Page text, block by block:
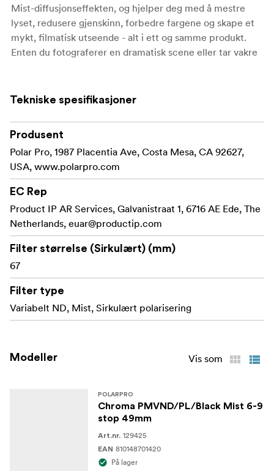
Mist-diffusjonseffekten, og hjelper deg med å mestre
lyset, redusere gjenskinn, forbedre fargene og skape et
mykt, filmatisk utseende - alt i ett og samme produkt.
Enten du fotograferer en dramatisk scene eller tar vakre
Kreativ allsidighet i ett filter
PolarPro Chroma PMVND/PL/Black Mist 6-9 Stop
kombinerer kraften i variabel ND, polarisering og
diffusjon, slik at du kan skape bilder med presisjon.
Juster lyseksponeringen, skjær gjennom refleksjoner og
legg til en drømmende, filmisk glød i opptakene dine - alt
med en enkelt vri.
Viktige funksjoner og fordeler:
6-9 stopps variabel ND:Sømløs justering mellom
store blenderåpninger for filmatisk dybdeskarphet.
Integrert polarisator:Reduserer uønskede
gjenstander, samtidig som fargemetningen økes for
Black Mist Diffusion:Mykner opp høylys,
reduserer kontrasten og gir en subtil glød til bildene
dine, noe som skaper en naturlig, filmatisk
atmosfære samtidig som skarphet og detaljer
Tekniske spesifikasjoner
Produsent
Polar Pro, 1987 Placentia Ave, Costa Mesa, CA 92627,
USA, www.polarpro.com
EC Rep
Product IP AR Services, Galvanistraat 1, 6716 AE Ede, The
Netherlands, euar@productip.com
Filter størrelse (Sirkulært) (mm)
67
Filter type
Variabelt ND, Mist, Sirkulært polarisering
Modeller Vis som
POLARPRO
Chroma PMVND/PL/Black Mist 6-9
stop 49mm
Art.nr. 129425
EAN 810148701420
På lager